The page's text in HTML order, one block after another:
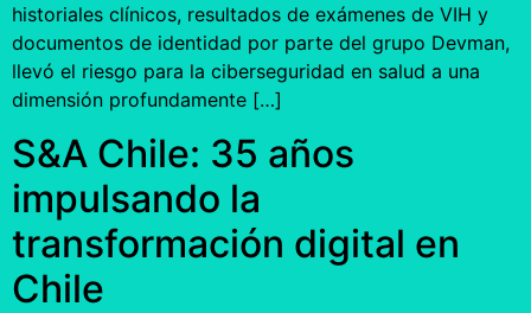
historiales clínicos, resultados de exámenes de VIH y
documentos de identidad por parte del grupo Devman,
llevó el riesgo para la ciberseguridad en salud a una
dimensión profundamente […]
S&A Chile: 35 años
impulsando la
transformación digital en
Chile